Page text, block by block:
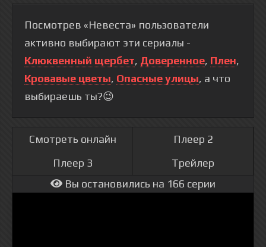
Посмотрев «Невеста» пользователи
активно выбирают эти сериалы -
Клюквенный щербет, Доверенное, Плен,
Кровавые цветы, Опасные улицы, а что
выбираешь ты?😉
Смотреть онлайн
Плеер 2
Плеер 3
Трейлер
Вы остановились на 166 серии